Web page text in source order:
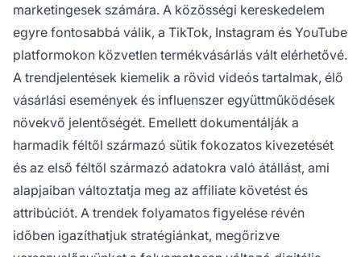
marketingesek számára. A közösségi kereskedelem
egyre fontosabbá válik, a TikTok, Instagram és YouTube
platformokon közvetlen termékvásárlás vált elérhetővé.
A trendjelentések kiemelik a rövid videós tartalmak, élő
vásárlási események és influenszer együttműködések
növekvő jelentőségét. Emellett dokumentálják a
harmadik féltől származó sütik fokozatos kivezetését
és az első féltől származó adatokra való átállást, ami
alapjaiban változtatja meg az affiliate követést és
attribúciót. A trendek folyamatos figyelése révén
időben igazíthatjuk stratégiánkat, megőrizve